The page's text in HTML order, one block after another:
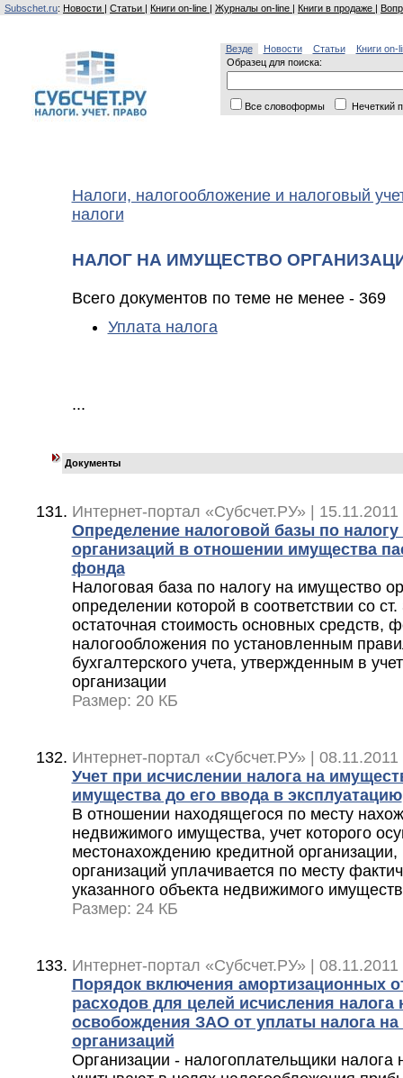
Subschet.ru: Новости | Статьи | Книги on-line | Журналы on-line | Книги в продаже |
Везде Новости Статьи
Книги on-
Образец для поиска:
Все словоформы Нечеткий
Налоги, налогообложение и налоговый
налоги
НАЛОГ НА ИМУЩЕСТВО
Всего документов по теме не менее - 369
Уплата налога
...
Документы
Интернет-портал «Субсчет.РУ» |
Определение налоговой базы по
организаций в отношении имущества
фонда
Налоговая база по налогу на имущество
определении которой в соответствии со
остаточная стоимость основных средств,
налогообложения по установленным
бухгалтерского учета, утвержденным в
организации
Размер: 20 КБ
Интернет-портал «Субсчет.РУ» |
Учет при исчислении налога на
имущества до его ввода в эксплуатацию
В отношении находящегося по месту
недвижимого имущества, учет которого
местонахождению кредитной
организаций уплачивается по месту
указанного объекта недвижимого
Размер: 24 КБ
Интернет-портал «Субсчет.РУ» |
Порядок включения амортизационных
расходов для целей исчисления
освобождения ЗАО от уплаты налога
организаций
Организации - налогоплательщики налога